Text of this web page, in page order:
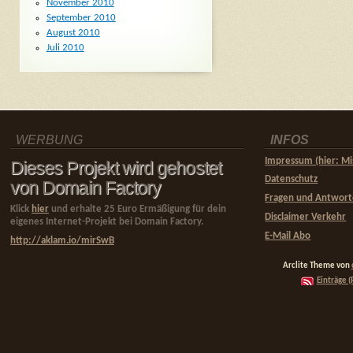
November 2010
September 2010
August 2010
Juli 2010
WERBUNG
Dieses Projekt wird gehostet
von Domain Factory
Klick hier und erhalte 25 Euro Ermäßigung für dein
eigenes Internet-Projekt bei Domain Factory.
http://aklam.io/mirSwB
INFOS
Impressum (hier:
Datenschutz
Fragen und
Disclaimer Verkehr
E-Mail Abo
Arclite Theme von
Einträge